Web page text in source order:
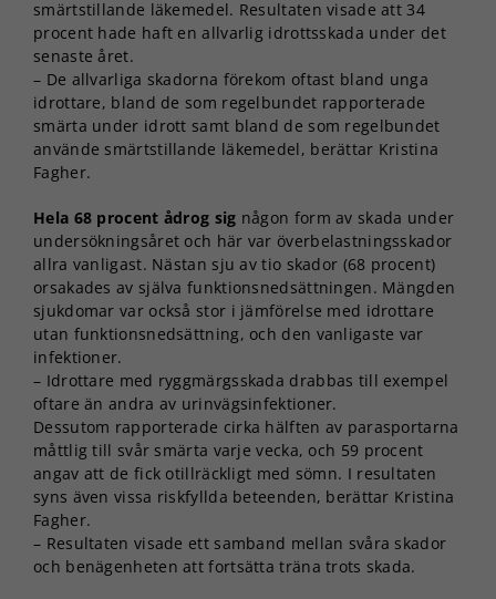
smärtstillande läkemedel. Resultaten visade att 34
procent hade haft en allvarlig idrottsskada under det
senaste året.
– De allvarliga skadorna förekom oftast bland unga
idrottare, bland de som regelbundet rapporterade
smärta under idrott samt bland de som regelbundet
använde smärtstillande läkemedel, berättar Kristina
Fagher.
Hela 68 procent ådrog sig någon form av skada under
undersökningsåret och här var överbelastningsskador
allra vanligast. Nästan sju av tio skador (68 procent)
orsakades av själva funktionsnedsättningen. Mängden
sjukdomar var också stor i jämförelse med idrottare
utan funktionsnedsättning, och den vanligaste var
infektioner.
– Idrottare med ryggmärgsskada drabbas till exempel
oftare än andra av urinvägsinfektioner.
Dessutom rapporterade cirka hälften av parasportarna
måttlig till svår smärta varje vecka, och 59 procent
angav att de fick otillräckligt med sömn. I resultaten
syns även vissa riskfyllda beteenden, berättar Kristina
Fagher.
– Resultaten visade ett samband mellan svåra skador
och benägenheten att fortsätta träna trots skada.